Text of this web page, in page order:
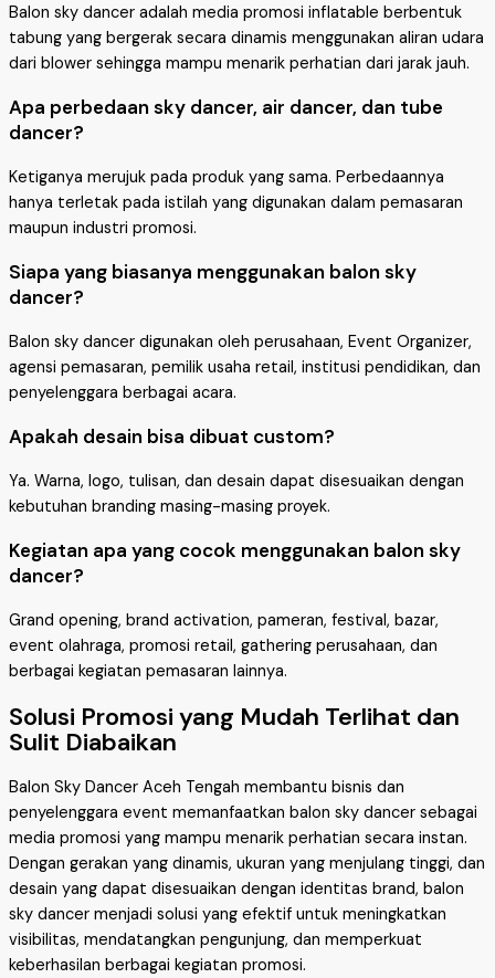
Balon sky dancer adalah media promosi inflatable berbentuk
tabung yang bergerak secara dinamis menggunakan aliran udara
dari blower sehingga mampu menarik perhatian dari jarak jauh.
Apa perbedaan sky dancer, air dancer, dan tube
dancer?
Ketiganya merujuk pada produk yang sama. Perbedaannya
hanya terletak pada istilah yang digunakan dalam pemasaran
maupun industri promosi.
Siapa yang biasanya menggunakan balon sky
dancer?
Balon sky dancer digunakan oleh perusahaan, Event Organizer,
agensi pemasaran, pemilik usaha retail, institusi pendidikan, dan
penyelenggara berbagai acara.
Apakah desain bisa dibuat custom?
Ya. Warna, logo, tulisan, dan desain dapat disesuaikan dengan
kebutuhan branding masing-masing proyek.
Kegiatan apa yang cocok menggunakan balon sky
dancer?
Grand opening, brand activation, pameran, festival, bazar,
event olahraga, promosi retail, gathering perusahaan, dan
berbagai kegiatan pemasaran lainnya.
Solusi Promosi yang Mudah Terlihat dan
Sulit Diabaikan
Balon Sky Dancer Aceh Tengah membantu bisnis dan
penyelenggara event memanfaatkan balon sky dancer sebagai
media promosi yang mampu menarik perhatian secara instan.
Dengan gerakan yang dinamis, ukuran yang menjulang tinggi, dan
desain yang dapat disesuaikan dengan identitas brand, balon
sky dancer menjadi solusi yang efektif untuk meningkatkan
visibilitas, mendatangkan pengunjung, dan memperkuat
keberhasilan berbagai kegiatan promosi.